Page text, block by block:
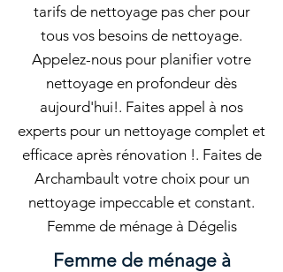
tarifs de nettoyage pas cher pour
tous vos besoins de nettoyage.
Appelez-nous pour planifier votre
nettoyage en profondeur dès
aujourd'hui!. Faites appel à nos
experts pour un nettoyage complet et
efficace après rénovation !. Faites de
Archambault votre choix pour un
nettoyage impeccable et constant.
Femme de ménage à Dégelis
Femme de ménage à